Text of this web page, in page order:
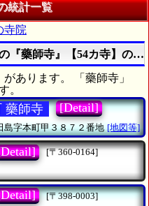
統計一覧
寺院
『藥師寺』【54カ寺】の統
あります。 「藥師寺」
。
藥師寺 [Detail]
島字本町甲３８７２番地 [地図等]
[〒360-0164]
[〒398-0003]